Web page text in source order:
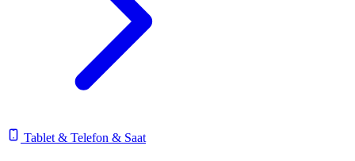
Tablet & Telefon & Saat